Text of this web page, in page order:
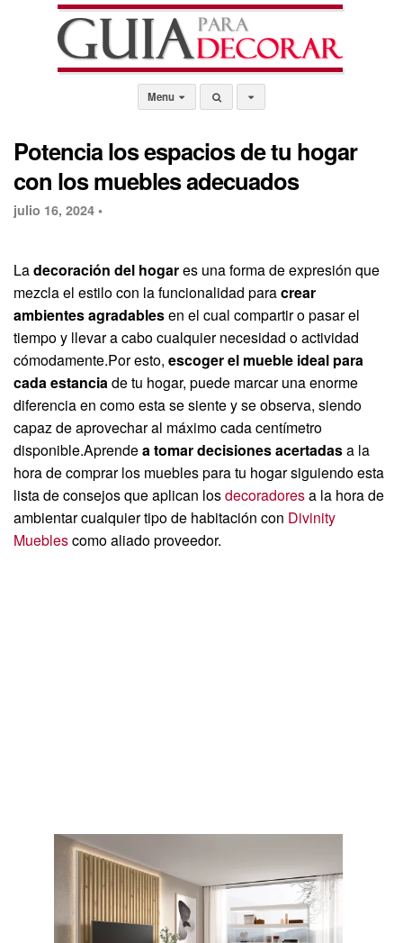
Menu
Potencia los espacios de tu hogar
con los muebles adecuados
julio 16, 2024 •
Ladecoración del hogares una forma de expresión que
mezcla el estilo con la funcionalidad paracrear
ambientes agradablesen el cual compartir o pasar el
tiempo y llevar a cabo cualquier necesidad o actividad
cómodamente.Por esto, escoger el mueble ideal para
cada estanciade tu hogar, puede marcar una enorme
diferencia en como esta se siente y se observa, siendo
capaz de aprovechar al máximo cada centímetro
disponible.Aprendea tomar decisiones acertadasa la
hora de comprar los muebles para tu hogar siguiendo esta
lista de consejos que aplican losdecoradoresa la hora de
ambientar cualquier tipo de habitación con Divinity
Mueblescomo aliado proveedor.